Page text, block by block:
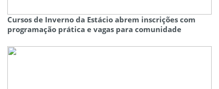
Cursos de Inverno da Estácio abrem inscrições com
programação prática e vagas para comunidade